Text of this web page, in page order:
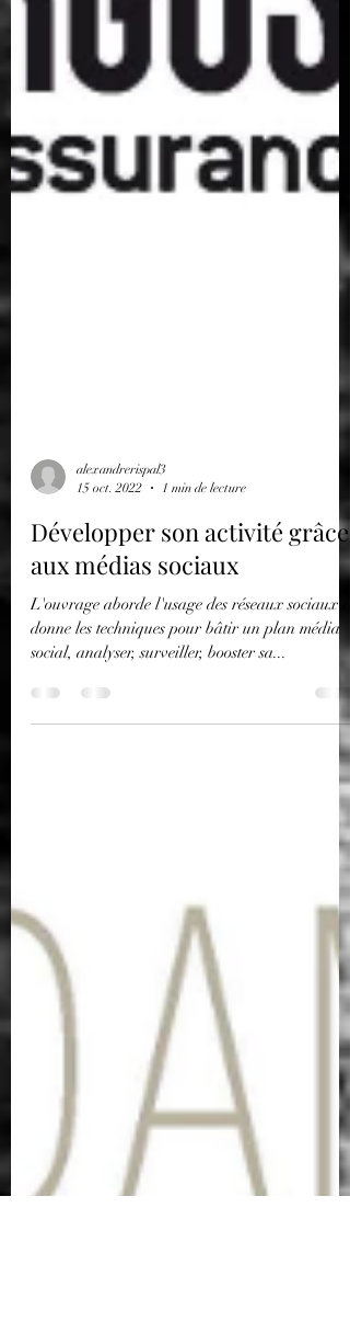
alexandrerispal3
15 oct. 2022
1 min de lecture
Développer son activité grâce
aux médias sociaux
L'ouvrage aborde l'usage des réseaux sociaux et
social, analyser, surveiller, booster sa...